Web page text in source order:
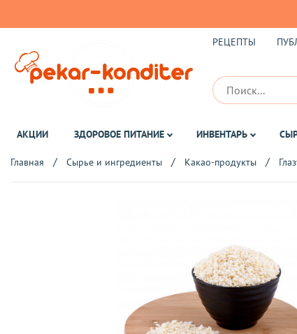
РЕЦЕПТЫ
АКЦИИ ЗДОРОВОЕ ПИТАНИЕ ИНВЕНТАРЬ
Главная Сырье и ингредиенты Какао-продукты